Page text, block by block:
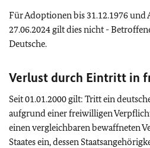
Für Adoptionen bis 31.12.1976
27.06.2024 gilt dies nicht -
Deutsche.
Verlust durch Eintritt in
Seit 01.01.2000 gilt: Tritt ein
aufgrund einer freiwilligen
einen vergleichbaren bewaffneten
Staates ein, dessen